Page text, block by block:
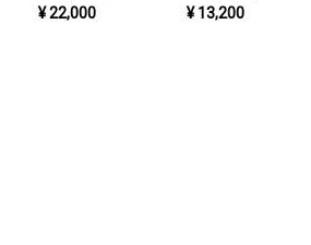
¥ 22,000
¥ 13,200